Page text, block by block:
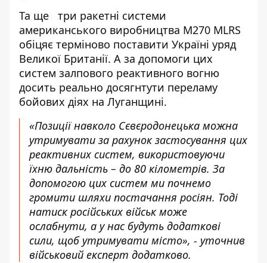
Та ще три ракетні системи
американського виробництва M270 MLRS
обіцяє терміново поставити Україні уряд
Великої Британії. А за допомоги цих
систем залпового реактивного вогню
досить реально досягнтути переламу
бойових діях на Луганщині.
«Позиції навколо Сєвєродонецька можна
утримувати за рахунок застосування цих
реактивних систем, використовуючи
їхню дальність – до 80 кілометрів. За
допомогою цих систем ми почнемо
громити шляхи постачання росіян. Тоді
натиск російських військ може
ослабнути, а у нас будуть додаткові
сили, щоб утримувати місто», - уточнив
військовий експерт додатково.